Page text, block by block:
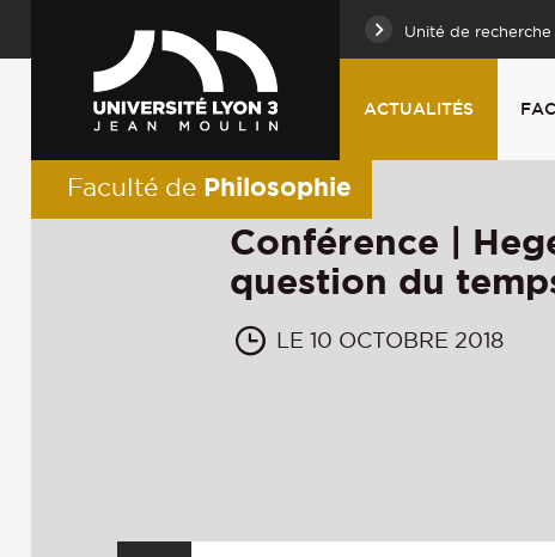
Unité de
ACTUALITÉS
Faculté de Philosophie
Conférence |
question du
LE 10 OCTOBRE 2018